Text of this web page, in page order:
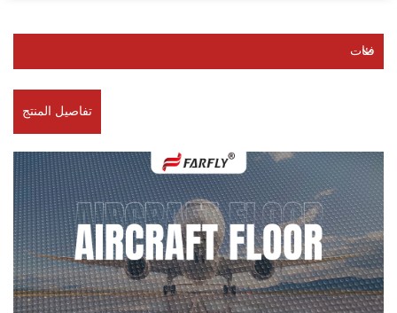
فئات
تفاصيل المنتج